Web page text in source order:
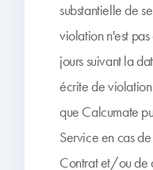
substantielle de
violation n'est
jours suivant la
écrite de
que Calcumate
Service en cas
Contrat et/ou de